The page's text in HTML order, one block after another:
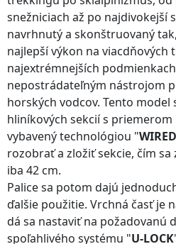
snežniciach až po najdivokejší
navrhnutý a skonštruovaný
najlepší výkon na viacdňových
najextrémnejších
nepostrádateľným nástrojom
horských vodcov. Tento model
hliníkových sekcií s priemerom
vybavený technológiou "WIRED
rozobrať a zložiť sekcie, čím sa
iba 42 cm.
Palice sa potom dajú
ďalšie použitie. Vrchná časť je
dá sa nastaviť na požadovanú
spoľahlivého systému "U-LOCK